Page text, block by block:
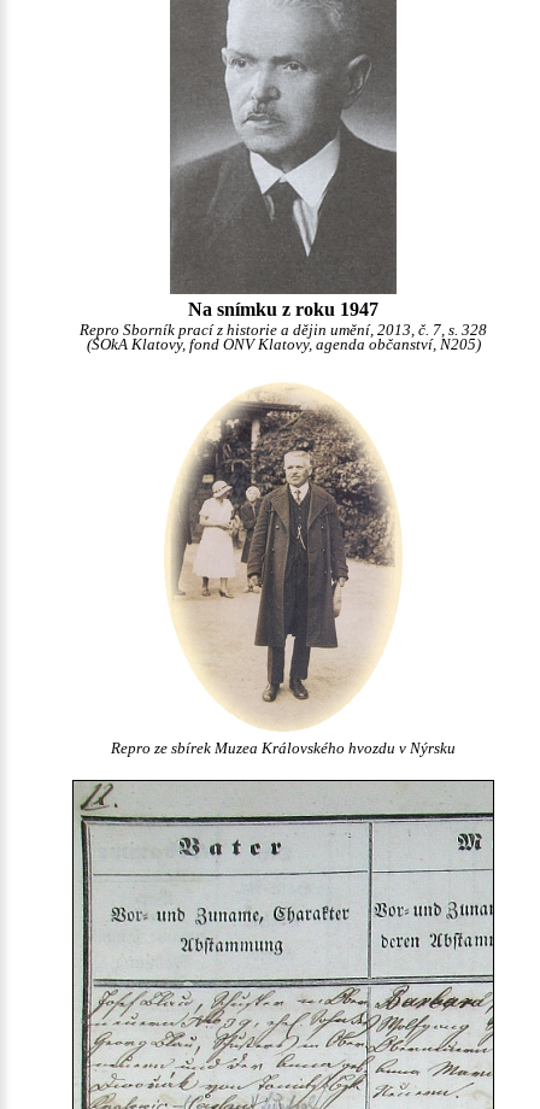
Na snímku z roku 1947
Repro Sborník prací z historie a dějin umění, 2013, č. 7, s. 328
(SOkA Klatovy, fond ONV Klatovy, agenda občanství, N205)
Repro ze sbírek Muzea Královského hvozdu v Nýrsku